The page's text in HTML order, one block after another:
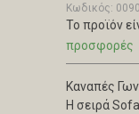
Κωδικός:
Το προϊόν
προσφορές
Καναπές
Η σειρά